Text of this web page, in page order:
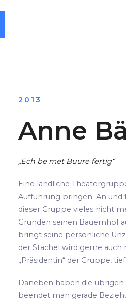
2013
Anne
„Ech be met Buure fertig“
Eine ländliche
Aufführung bringen. An und
dieser Gruppe vieles nicht
Gründen seinen Bauernhof
bringt seine persönliche
der Stachel wird gerne
„Präsidentin“ der Gruppe,
Daneben haben die
beendet man gerade